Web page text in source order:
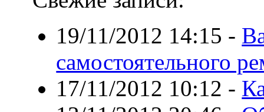
19/11/2012 14:15 -
самостоятельного
17/11/2012 10:12 -